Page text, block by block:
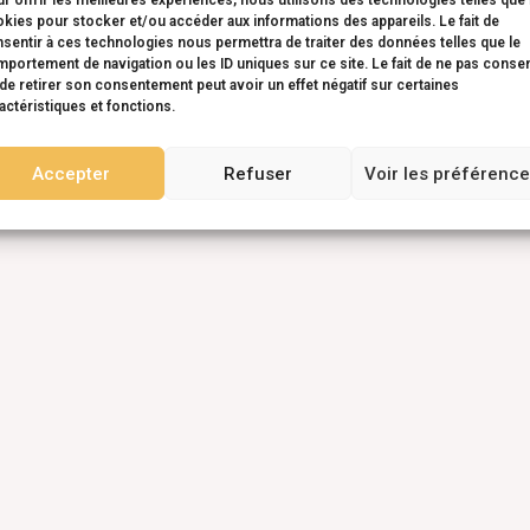
pour stocker et/ou accéder aux informations des appareils. Le fait de
à ces technologies nous permettra de traiter des données telles que le
de navigation ou les ID uniques sur ce site. Le fait de ne pas
retirer son consentement peut avoir un effet négatif sur certaines
et fonctions.
Accepter Refuser Voir les